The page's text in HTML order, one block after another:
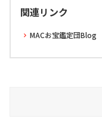
関連リンク
MACお宝鑑定団Blog